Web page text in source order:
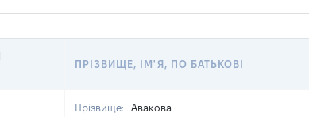
ПРІЗВИЩЕ, ІМ'Я, ПО БАТЬКОВІ
Прізвище:
Авакова